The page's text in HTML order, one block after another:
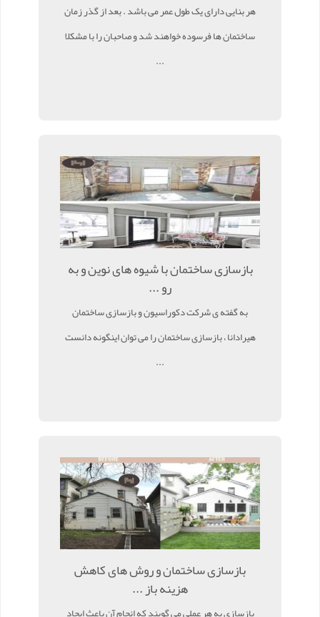
هر بنایی دارای یک طول عمر می باشد . بعد از گذر زمان
ساختمان ها فرسوده خواهند شد و صاحبان را با مشکلا
...
بازسازی ساختمان با شیوه های نوین و به
رو ...
به گفته ی شرکت دکوراسیون و بازسازی ساختمان
هیرادانا ، بازسازی ساختمان را می توان اینگونه دانست
...
بازسازی ساختمان و روش های کاهش
هزینه باز ...
بازسازی به هر عملی می گویند که انجام آن باعث ایجاد